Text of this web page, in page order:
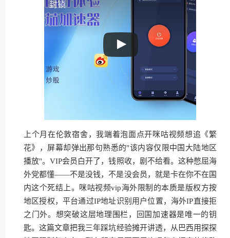
封锁
上个月在伦敦宿舍，我端着泡面点开咪咕视频想追《繁
花》，屏幕却弹出那句熟悉的"该内容仅限中国大陆地区
播放"。VIP会员白开了，钱照收，剧不给看。这种憋屈海
外党都懂——不是没钱，不是没会员，就是卡在你不在国
内这个死结上。咪咕视频vip海外限制的本质是版权方按
地区授权，平台通过IP地址识别用户位置，海外IP直接拒
之门外。想突破这层地理围栏，回国加速器是唯一的钥
匙。这篇文章把我三年踩坑经验摊开讲透，从巴西用探探